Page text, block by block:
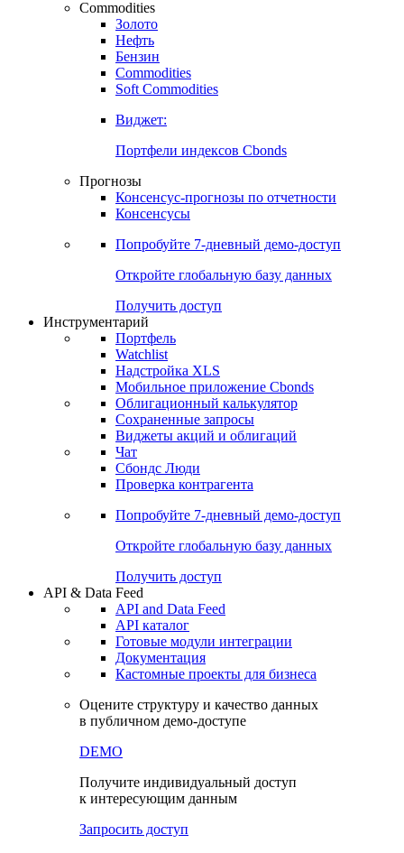
Commodities
Золото
Нефть
Бензин
Commodities
Soft Commodities
Виджет:
Портфели индексов Cbonds
Прогнозы
Консенсус-прогнозы по отчетности
Консенсусы
Попробуйте 7-дневный демо-доступ
Откройте глобальную базу данных
Получить доступ
Инструментарий
Портфель
Watchlist
Надстройка XLS
Мобильное приложение Cbonds
Облигационный калькулятор
Сохраненные запросы
Виджеты акций и облигаций
Чат
Сбондс Люди
Проверка контрагента
Попробуйте 7-дневный демо-доступ
Откройте глобальную базу данных
Получить доступ
API & Data Feed
API and Data Feed
API каталог
Готовые модули интеграции
Документация
Кастомные проекты для бизнеса
Оцените структуру и качество данных
в публичном демо-доступе
DEMO
Получите индивидуальный доступ
к интересующим данным
Запросить доступ